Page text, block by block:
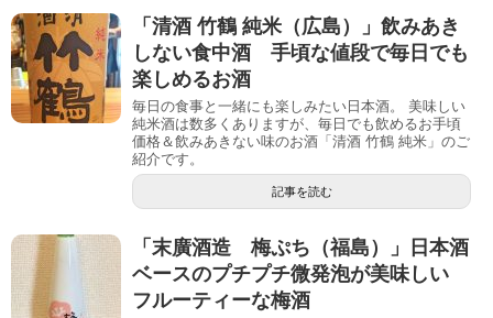
「清酒 竹鶴 純米（広島）」飲みあき
しない食中酒 手頃な値段で毎日でも
楽しめるお酒
毎日の食事と一緒にも楽しみたい日本酒。 美味しい
純米酒は数多くありますが、毎日でも飲めるお手頃
価格＆飲みあきない味のお酒「清酒 竹鶴 純米」のご
紹介です。
記事を読む
「末廣酒造 梅ぷち（福島）」日本酒
ベースのプチプチ微発泡が美味しい
フルーティーな梅酒